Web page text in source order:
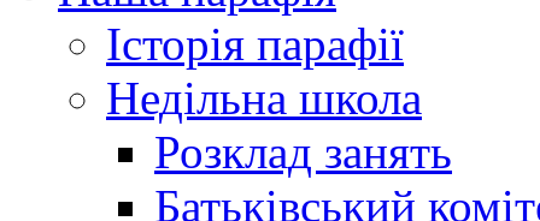
Історія парафії
Недільна школа
Розклад занять
Батьківський